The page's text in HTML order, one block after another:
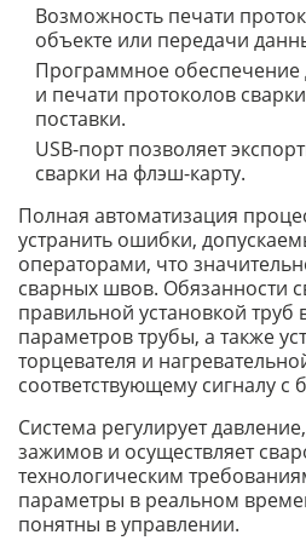
Возможность печати
объекте или передачи
Программное обеспечение
и печати протоколов
поставки.
USB-порт позволяет
сварки на флэш-карту.
Полная автоматизация
устранить ошибки,
операторами, что
сварных швов. Обязанности
правильной установкой
параметров трубы, а также
торцевателя и
соответствующему сигналу с
Система регулирует
зажимов и осуществляет
технологическим
параметры в реальном
понятны в управлении.